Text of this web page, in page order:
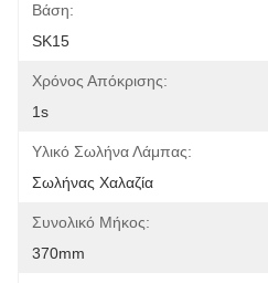
Βάση:
SK15
Χρόνος Απόκρισης:
1s
Υλικό Σωλήνα Λάμπας:
Σωλήνας Χαλαζία
Συνολικό Μήκος:
370mm